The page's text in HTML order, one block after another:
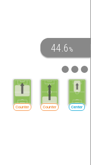
44.6 %
Center
Counter
Counter